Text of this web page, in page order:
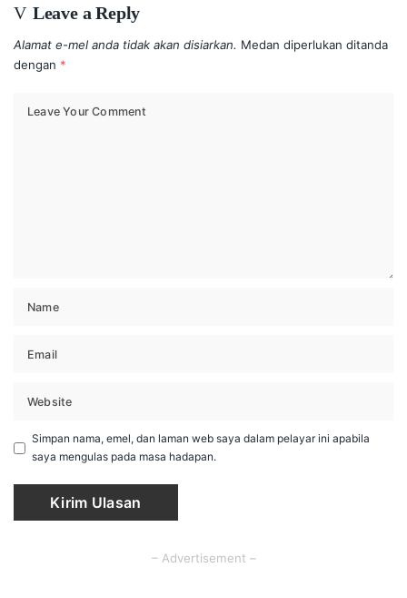
Leave a Reply
Alamat e-mel anda tidak akan disiarkan. Medan diperlukan ditanda
dengan *
Simpan nama, emel, dan laman web saya dalam pelayar ini apabila
saya mengulas pada masa hadapan.
– Advertisement –